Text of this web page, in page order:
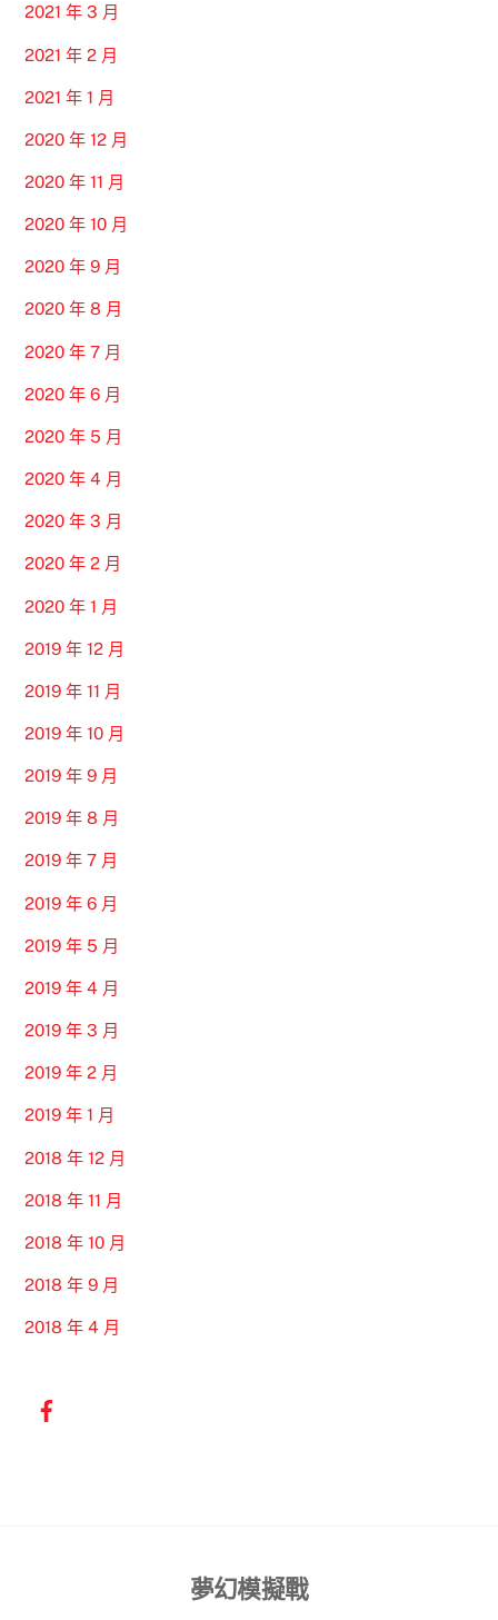
2021 年 3 月
2021 年 2 月
2021 年 1 月
2020 年 12 月
2020 年 11 月
2020 年 10 月
2020 年 9 月
2020 年 8 月
2020 年 7 月
2020 年 6 月
2020 年 5 月
2020 年 4 月
2020 年 3 月
2020 年 2 月
2020 年 1 月
2019 年 12 月
2019 年 11 月
2019 年 10 月
2019 年 9 月
2019 年 8 月
2019 年 7 月
2019 年 6 月
2019 年 5 月
2019 年 4 月
2019 年 3 月
2019 年 2 月
2019 年 1 月
2018 年 12 月
2018 年 11 月
2018 年 10 月
2018 年 9 月
2018 年 4 月
Back
夢幻模擬戰